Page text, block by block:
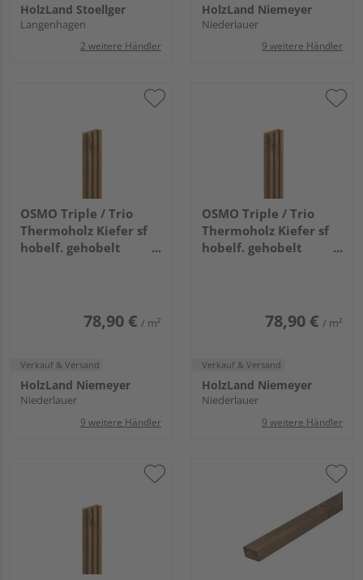
HolzLand Stoellger
Langenhagen
2 weitere Händler
HolzLand Niemeyer
Niederlauer
9 weitere Händler
OSMO Triple / Trio
Thermoholz Kiefer sf
hobelf. gehobelt
78,90 € / m²
Verkauf & Versand
HolzLand Niemeyer
Niederlauer
9 weitere Händler
OSMO Triple / Trio
Thermoholz Kiefer sf
hobelf. gehobelt
78,90 € / m²
Verkauf & Versand
HolzLand Niemeyer
Niederlauer
9 weitere Händler